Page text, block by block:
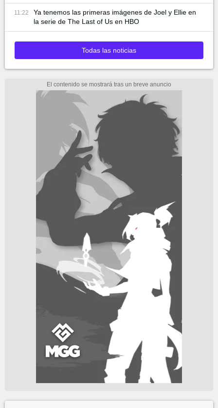
11:22
Ya tenemos las primeras imágenes de Joel y Ellie en
la serie de The Last of Us en HBO
Todas las noticias